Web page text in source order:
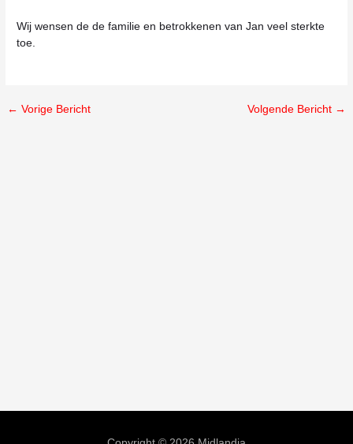
Wij wensen de de familie en betrokkenen van Jan veel sterkte
toe.
← Vorige Bericht Volgende Bericht →